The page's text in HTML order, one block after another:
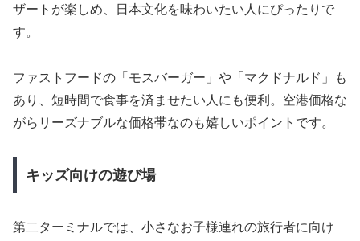
ザートが楽しめ、日本文化を味わいたい人にぴったりで
す。
ファストフードの「モスバーガー」や「マクドナルド」も
あり、短時間で食事を済ませたい人にも便利。空港価格な
がらリーズナブルな価格帯なのも嬉しいポイントです。
キッズ向けの遊び場
第二ターミナルでは、小さなお子様連れの旅行者に向け